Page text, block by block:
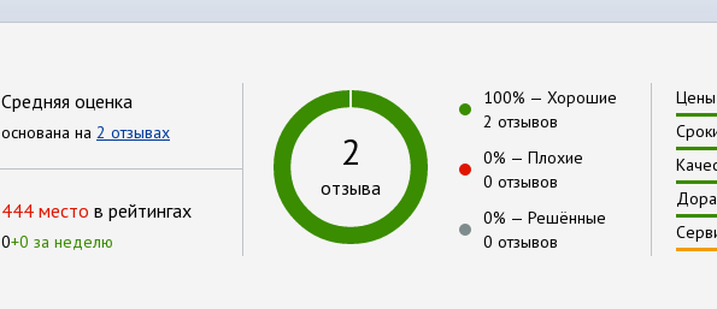
Средняя оценка
основана на 2 отзывах
444 место в рейтингах
0+0 за неделю
2
отзыва
100% — Хорошие
2 отзывов
0% — Плохие
0 отзывов
0% — Решённые
0 отзывов
Цены